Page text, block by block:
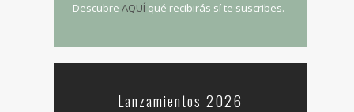
Descubre AQUÍ qué recibirás sí te suscribes.
Lanzamientos 2026